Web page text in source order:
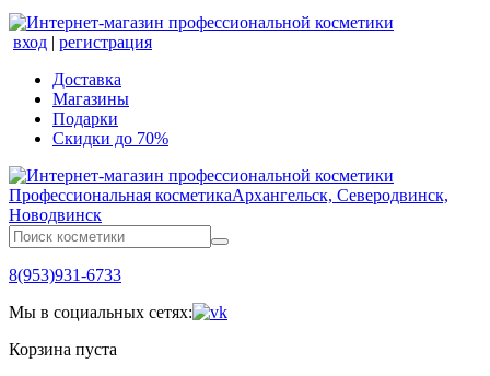
вход | регистрация
Доставка
Магазины
Подарки
Скидки до 70%
Профессиональная косметикаАрхангельск, Северодвинск,
Новодвинск
8(953)931-6733
Мы в социальных сетях:
Корзина пуста